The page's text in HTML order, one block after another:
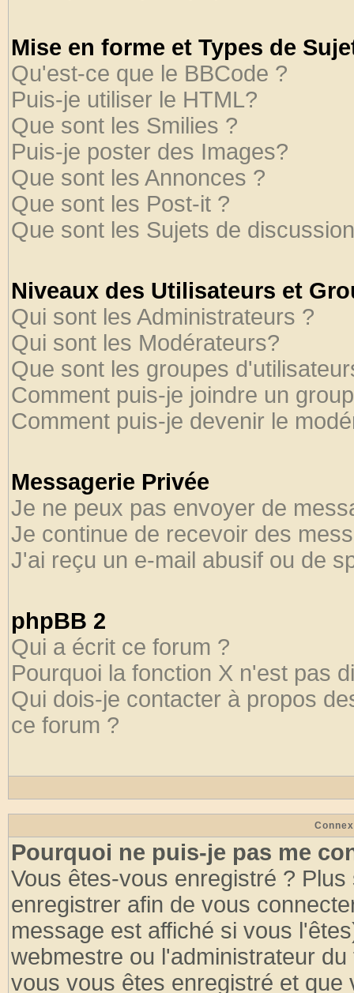
Mise en forme et Types de
Qu'est-ce que le BBCode ?
Puis-je utiliser le HTML?
Que sont les Smilies ?
Puis-je poster des Images?
Que sont les Annonces ?
Que sont les Post-it ?
Que sont les Sujets de
Niveaux des Utilisateurs et
Qui sont les Administrateurs ?
Qui sont les Modérateurs?
Que sont les groupes
Comment puis-je joindre un
Comment puis-je devenir le
Messagerie Privée
Je ne peux pas envoyer de
Je continue de recevoir des
J'ai reçu un e-mail abusif ou de
phpBB 2
Qui a écrit ce forum ?
Pourquoi la fonction X n'est pas
Qui dois-je contacter à propos
ce forum ?
Pourquoi ne puis-je pas me
Vous êtes-vous enregistré ?
enregistrer afin de vous
message est affiché si vous
webmestre ou l'administrateur
vous vous êtes enregistré et